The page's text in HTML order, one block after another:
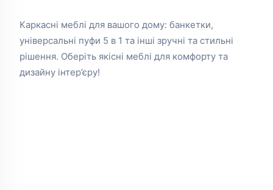
Каркасні меблі для вашого дому: банкетки,
універсальні пуфи 5 в 1 та інші зручні та стильні
рішення. Оберіть якісні меблі для комфорту та
дизайну інтер’єру!